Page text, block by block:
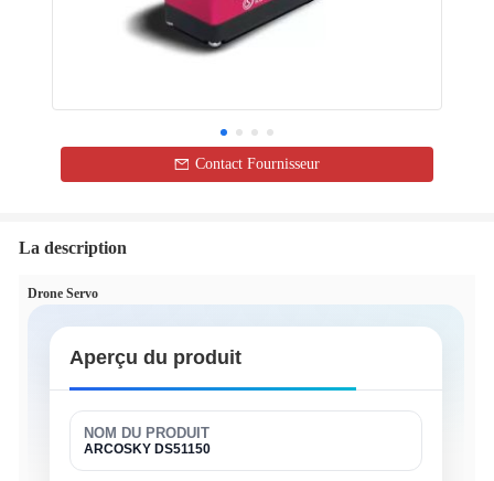
Contact Fournisseur
La description
Drone Servo
Aperçu du produit
NOM DU PRODUIT
ARCOSKY DS51150